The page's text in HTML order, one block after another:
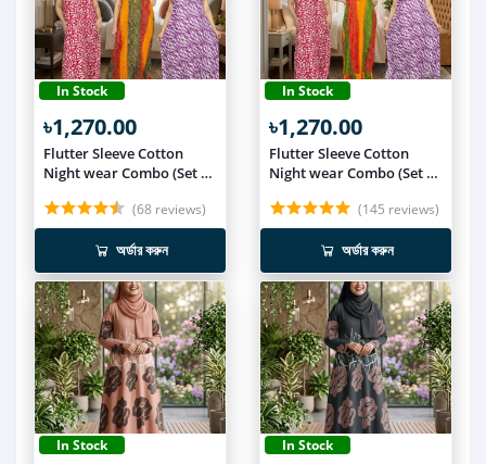
In Stock
৳1,270.00
Flutter Sleeve Cotton
Night wear Combo (Set of
(68 reviews)
অর্ডার করুন
In Stock
৳1,270.00
Flutter Sleeve Cotton
Night wear Combo (Set of
(145 reviews)
অর্ডার করুন
In Stock In Stock